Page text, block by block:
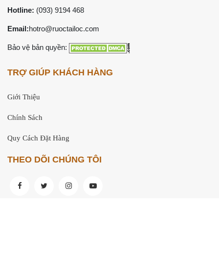
Hotline: (093) 9194 468
Email:hotro@ruoctailoc.com
Bảo vệ bản quyền:
TRỢ GIÚP KHÁCH HÀNG
Giới Thiệu
Chính Sách
Quy Cách Đặt Hàng
THEO DÕI CHÚNG TÔI